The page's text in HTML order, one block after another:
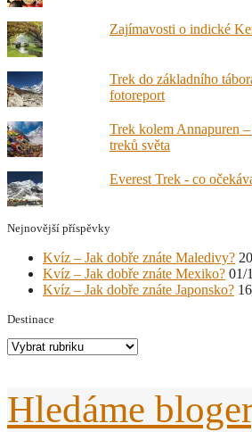
Zajímavosti o indické
Trek do základního
fotoreport
Trek kolem Annapuren
treků světa
Everest Trek - co
Nejnovější příspěvky
Kvíz – Jak dobře znáte Maledivy?
Kvíz – Jak dobře znáte Mexiko? 01/
Kvíz – Jak dobře znáte Japonsko?
Destinace
Destinace
Hledáme